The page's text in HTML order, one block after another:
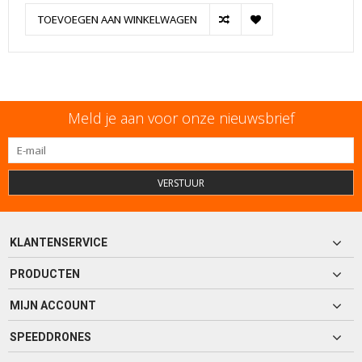
TOEVOEGEN AAN WINKELWAGEN
Meld je aan voor onze nieuwsbrief
VERSTUUR
KLANTENSERVICE
PRODUCTEN
MIJN ACCOUNT
SPEEDDRONES